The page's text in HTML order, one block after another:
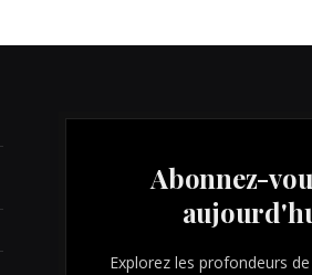
Abonnez-
Explorez les profondeurs